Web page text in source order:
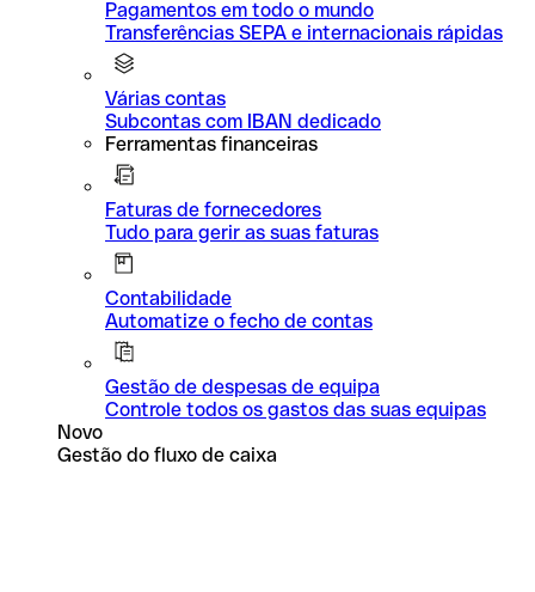
Pagamentos em todo o mundo
Transferências SEPA e internacionais rápidas
Várias contas
Subcontas com IBAN dedicado
Ferramentas financeiras
Faturas de fornecedores
Tudo para gerir as suas faturas
Contabilidade
Automatize o fecho de contas
Gestão de despesas de equipa
Controle todos os gastos das suas equipas
Novo
Gestão do fluxo de caixa